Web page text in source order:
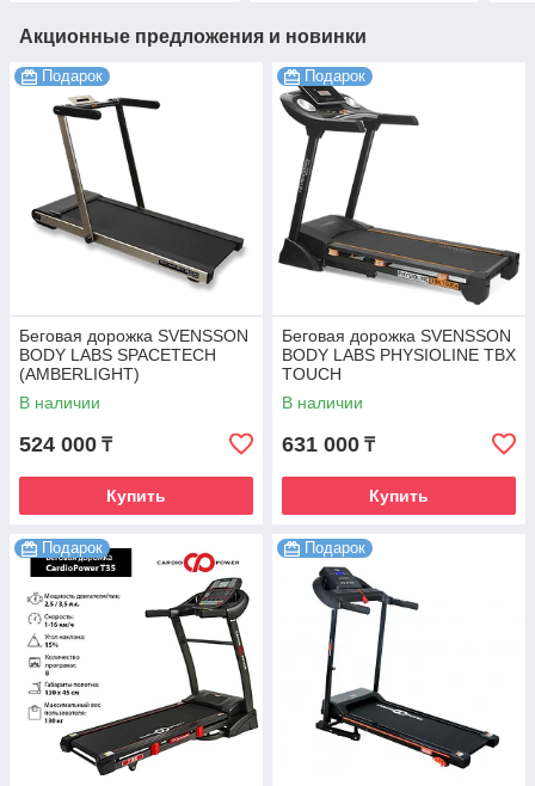
Акционные предложения и новинки
Подарок
Беговая дорожка SVENSSON
BODY LABS SPACETECH
(AMBERLIGHT)
В наличии
524 000 ₸
Купить
Подарок
Беговая дорожка SVENSSON
BODY LABS PHYSIOLINE TBX
TOUCH
В наличии
631 000 ₸
Купить
Подарок Подарок